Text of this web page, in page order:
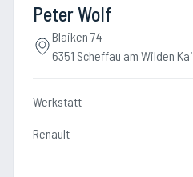
Peter Wolf
Blaiken 74
6351 Scheffau am Wilden
Werkstatt
Renault